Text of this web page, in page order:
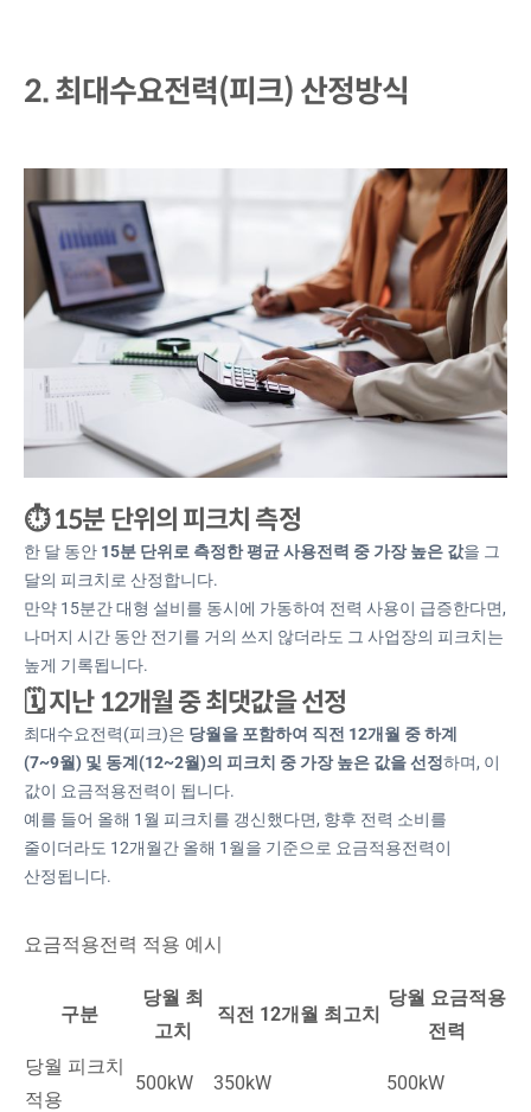
2. 최대수요전력(피크) 산정방식
⏱️ 15분 단위의 피크치 측정
한 달 동안 15분 단위로 측정한 평균 사용전력 중 가장 높은 값을 그
달의 피크치로 산정합니다.
만약 15분간 대형 설비를 동시에 가동하여 전력 사용이 급증한다면,
나머지 시간 동안 전기를 거의 쓰지 않더라도 그 사업장의 피크치는
높게 기록됩니다.
🗓️ 지난 12개월 중 최댓값을 선정
최대수요전력(피크)은 당월을 포함하여 직전 12개월 중 하계
(7~9월) 및 동계(12~2월)의 피크치 중 가장 높은 값을 선정하며, 이
값이 요금적용전력이 됩니다.
예를 들어 올해 1월 피크치를 갱신했다면, 향후 전력 소비를
줄이더라도 12개월간 올해 1월을 기준으로 요금적용전력이
산정됩니다.
요금적용전력 적용 예시
구분
당월 최
고치
직전 12개월 최고치
당월 요금적용
전력
당월 피크치
적용
500kW 350kW 500kW